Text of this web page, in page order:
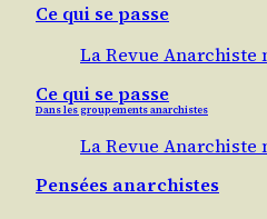
Ce qui se passe
La Revue Anarchiste
Ce qui se passe
Dans les groupements anarchistes
La Revue Anarchiste
Pensées anarchistes